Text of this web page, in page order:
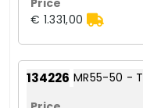
€ 1.331,00
134226 MR55-50 -